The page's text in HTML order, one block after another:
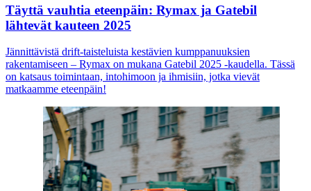
Täyttä vauhtia eteenpäin: Rymax ja Gatebil
lähtevät kauteen 2025
Jännittävistä drift-taisteluista kestävien kumppanuuksien
rakentamiseen – Rymax on mukana Gatebil 2025 -kaudella. Tässä
on katsaus toimintaan, intohimoon ja ihmisiin, jotka vievät
matkaamme eteenpäin!